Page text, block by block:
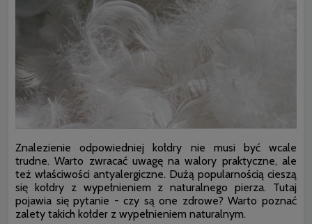
Znalezienie odpowiedniej kołdry nie musi być wcale
trudne. Warto zwracać uwagę na walory praktyczne, ale
też właściwości antyalergiczne. Dużą popularnością cieszą
się kołdry z wypełnieniem z naturalnego pierza. Tutaj
pojawia się pytanie - czy są one zdrowe? Warto poznać
zalety takich kołder z wypełnieniem naturalnym.